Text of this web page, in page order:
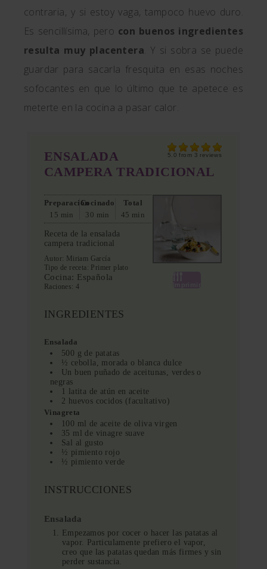
contraria, y si estoy vaga, tampoco huevo duro.
Es sencillísima, pero con buenos ingredientes
resulta muy placentera. Y si sobra se puede
guardar para sacarla fresquita en esas noches
sofocantes en que lo último que te apetece es
meterte en la cocina a pasar calor.
5.0 from 3 reviews
ENSALADA
CAMPERA TRADICIONAL
Preparación
15 min
Cocinado
30 min
Total
45 min
Receta de la ensalada
campera tradicional
Autor: Miriam García
Tipo de receta: Primer plato
Cocina: Española
Raciones:4
INGREDIENTES
Ensalada
500 g de patatas
½ cebolla, morada o blanca dulce
Un buen puñado de aceitunas, verdes o
negras
1 latita de atún en aceite
2 huevos cocidos (facultativo)
Vinagreta
100 ml de aceite de oliva virgen
35 ml de vinagre suave
Sal al gusto
½ pimiento rojo
½ pimiento verde
INSTRUCCIONES
Ensalada
Empezamos por cocer o hacer las patatas al
vapor. Particulamente prefiero el vapor,
creo que las patatas quedan más firmes y sin
perder sustancia.